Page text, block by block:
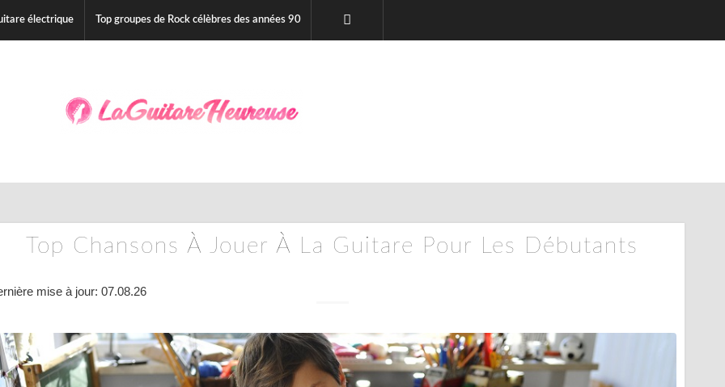
électrique Top groupes de Rock célèbres des années 90
Top Chansons À Jouer À La Guitare Pour Les Débutants
mise à jour: 07.08.26